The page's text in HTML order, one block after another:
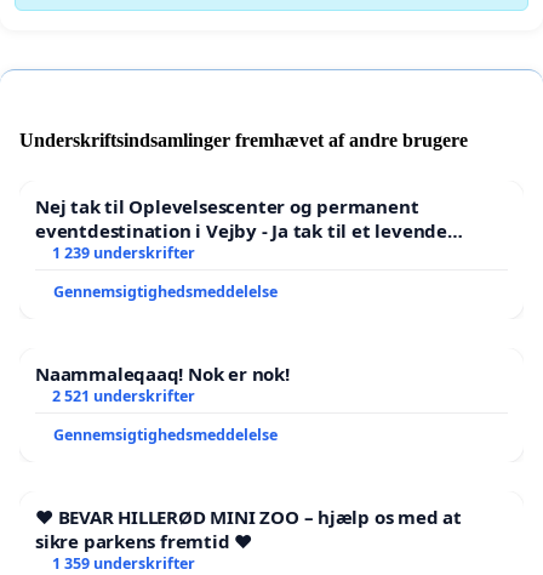
Underskriftsindsamlinger fremhævet af andre brugere
Nej tak til Oplevelsescenter og permanent
eventdestination i Vejby - Ja tak til et levende
lokalområde i balance
1 239 underskrifter
Gennemsigtighedsmeddelelse
Naammaleqaaq! Nok er nok!
2 521 underskrifter
Gennemsigtighedsmeddelelse
❤️ BEVAR HILLERØD MINI ZOO – hjælp os med at
sikre parkens fremtid ❤️
1 359 underskrifter